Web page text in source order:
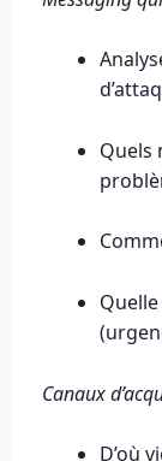
Quels
Canaux
D’où